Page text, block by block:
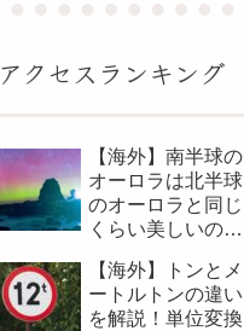
アクセスランキング
【海外】南半球の
オーロラは北半球
のオーロラと同じ
くらい美しいの
る！
【海外】トンとメ
ートルトンの違い
を解説！単位変換